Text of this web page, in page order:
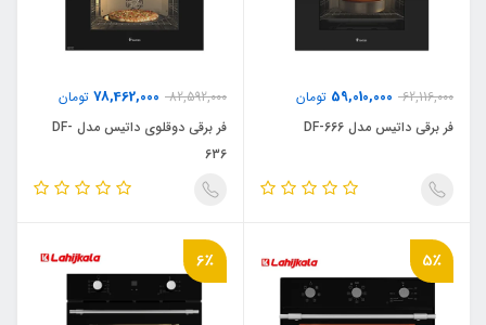
62,116,000
59,010,000 تومان
فر برقی داتیس مدل DF-666
82,592,000
78,462,000 تومان
فر برقی دوقلوی داتیس مدل DF-
636
5٪ 6٪